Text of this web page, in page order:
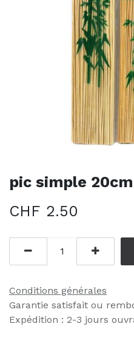
pic simple
CHF 2.50
Conditions générales
Garantie satisfait ou
Expédition : 2-3 jours